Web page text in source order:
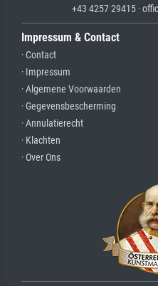
+43 4257 29415 ·
Impressum & Contact
· Contact
· Impressum
· Algemene Voorwaarden
· Gegevensbescherming
· Annulatierecht
· Klachten
· Over Ons